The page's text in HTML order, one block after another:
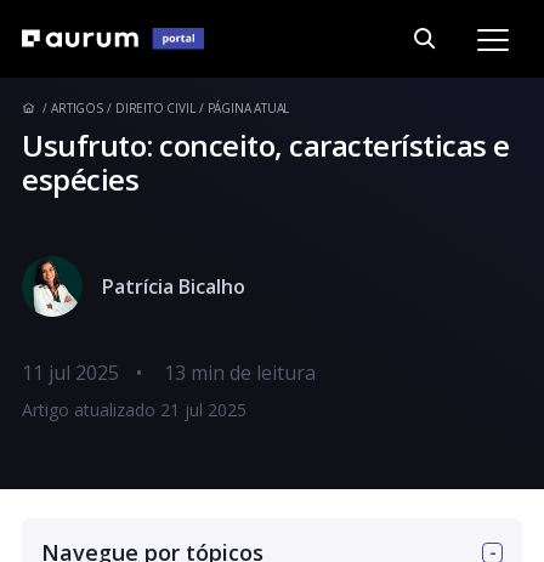
ARTIGOS DIREITO CIVIL PÁGINA ATUAL
Usufruto: conceito, características e
espécies
Patrícia Bicalho
11 jul 2025 •
Artigo atualizado 21 jul 2025
Navegue por tópicos